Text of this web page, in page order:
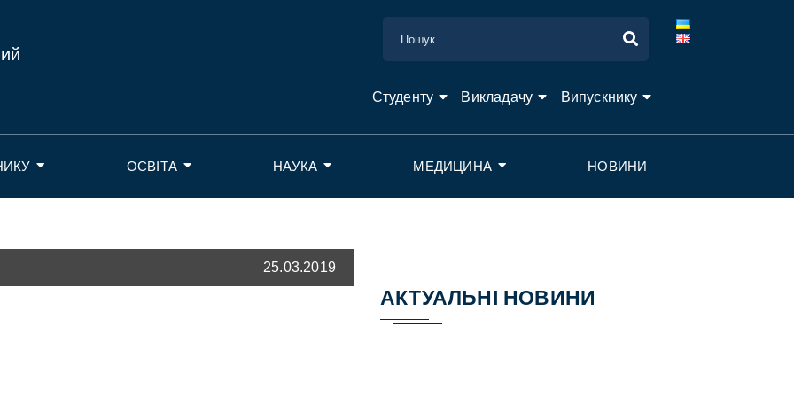
Студенту Викладачу Випускнику
ОСВІТА НАУКА МЕДИЦИНА НОВИНИ
25.03.2019
АКТУАЛЬНІ НОВИНИ